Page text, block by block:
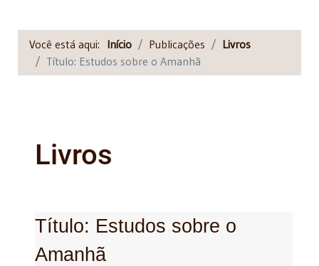
Você está aqui: Início Publicações
Livros
Título: Estudos sobre o Amanhã
Livros
Título: Estudos sobre o
Amanhã